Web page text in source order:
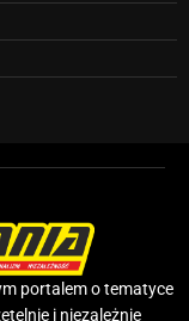
portalem o tematyce
i niezależnie